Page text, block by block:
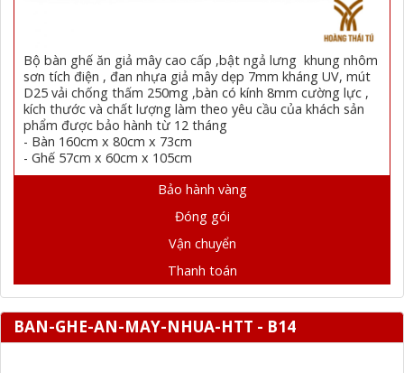
Bộ bàn ghế ăn giả mây cao cấp ,bật ngả lưng khung nhôm
sơn tích điện , đan nhựa giả mây dẹp 7mm kháng UV, mút
D25 vải chống thấm 250mg ,bàn có kính 8mm cường lực ,
kích thước và chất lượng làm theo yêu cầu của khách sản
phẩm được bảo hành từ 12 tháng
- Bàn 160cm x 80cm x 73cm
- Ghế 57cm x 60cm x 105cm
Bảo hành vàng
Đóng gói
Vận chuyển
Thanh toán
BAN-GHE-AN-MAY-NHUA-HTT - B14